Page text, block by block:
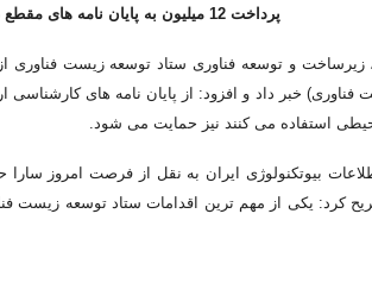
پرداخت 12 میلیون به پایان نامه های مقطع دکتری در حوزه بیوتکنولوژی و زیست فناوری
فناوری) خبر داد و افزود: از پایان نامه های کارشناسی
استفاده می کنند نیز حمایت می شود.
بیوتکنولوژی ایران به نقل از فرصت امروز سارا
کرد: یکی از مهم ترین اقدامات ستاد توسعه زیست